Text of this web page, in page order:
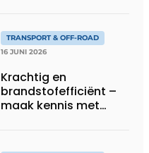
flexibiliteit in speciaal
transport
TRANSPORT & OFF-ROAD
16 JUNI 2026
Krachtig en
brandstofefficiënt –
maak kennis met